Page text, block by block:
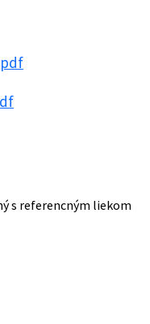
s referencným liekom